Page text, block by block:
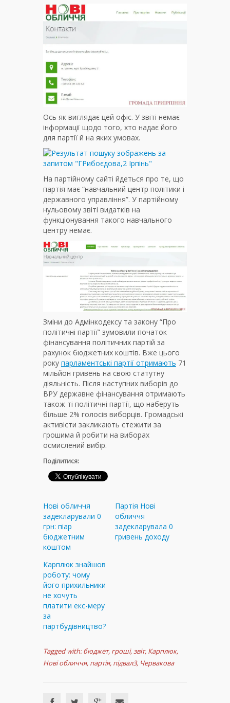
Ось як виглядає цей офіс. У звіті немає
інформації щодо того, хто надає його
для партії й на яких умовах.
На партійному сайті йдеться про те, що
партія має “навчальний центр політики і
державного управління”. У партійному
нульовому звіті видатків на
функціонування такого навчального
центру немає.
Зміни до Адмінкодексу та закону “Про
політичні партії” зумовили початок
фінансування політичних партій за
рахунок бюджетних коштів. Вже цього
року парламентські партії отримають 71
мільйон гривень на свою статутну
діяльність. Після наступних виборів до
ВРУ державне фінансування отримають
також ті політичні партії, що наберуть
більше 2% голосів виборців. Громадські
активісти закликають стежити за
грошима й робити на виборах
осмислений вибір.
Поділитися:
Нові обличчя
задекларували 0
грн: піар
бюджетним
коштом
Партія Нові
обличчя
задекларувала 0
гривень доходу
Карплюк знайшов
роботу: чому
його прихильники
не хочуть
платити екс-меру
за
партбудівництво?
Tagged with: бюджет, гроші,звіт, Карплюк,
Нові обличчя, партія, підвал3, Червакова